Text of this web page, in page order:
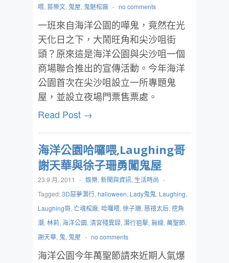
喂, 苗樂文, 鬼屋, 鬼魅棺廠 - no comments
一班來自海洋公園的嘩鬼，竟然在光
天化日之下，大鬧旺角和尖沙咀街
頭？原來這是海洋公園與尖沙咀一個
商場聯合推出的宣傳活動。今年海洋
公園首次在尖沙咀設立一所專題鬼
屋，並設立夜場門票售票處。
Read Post →
海洋公園哈囉喂,Laughing哥
謝天華與徐子珊勇闖鬼屋
23 9 月, 2011 - 娛樂, 新聞與資訊, 生活時尚 -
Tagged:3D惡夢潛行, halloween, Lady鬼鬼, Laughing,
Laughing哥, 亡魂棺廠, 哈囉喂, 徐子珊, 慈禧太后, 挖角
潮, 林莉, 海洋公園, 清宮殘異録, 潛行狙擊, 無線, 萬聖節,
謝天華, 鬼, 鬼屋 - no comments
海洋公園今年萬聖節請來近期人氣爆